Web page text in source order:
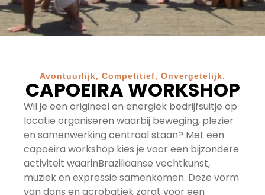
Avontuurlijk, Competitief, Onvergetelijk.
CAPOEIRA WORKSHOP
Wil je een origineel en energiek bedrijfsuitje op
locatie organiseren waarbij beweging, plezier
en samenwerking centraal staan? Met een
capoeira workshop kies je voor een bijzondere
activiteit waarinBraziliaanse vechtkunst,
muziek en expressie samenkomen. Deze vorm
van dans en acrobatiek zorgt voor een